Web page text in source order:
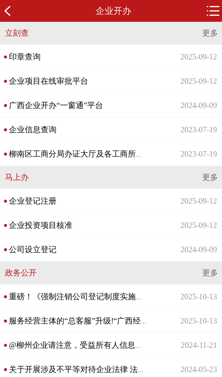
企业开办
立刻查 更多
印章查询 2025-09-12
企业项目在线审批平台 2025-09-12
广西企业开办“一窗通”平台 2024-09-09
企业信息查询 2023-07-19
2023-07-19
马上办 更多
企业登记注册 2025-09-12
企业投资项目核准 2025-09-12
公司设立登记 2024-09-09
政务公开 更多
2025-10-13
2025-10-13
2024-11-21
2024-05-23